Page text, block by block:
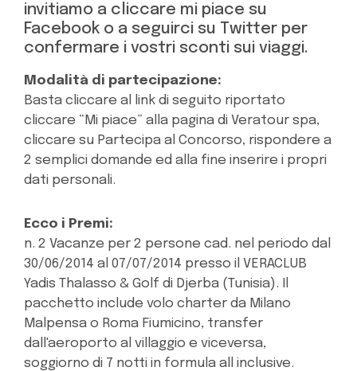
invitiamo a cliccare mi piace su
Facebook o a seguirci su Twitter per
confermare i vostri sconti sui viaggi.
Modalità di partecipazione:
Basta cliccare al link di seguito riportato
cliccare “Mi piace” alla pagina di Veratour spa,
cliccare su Partecipa al Concorso, rispondere a
2 semplici domande ed alla fine inserire i propri
dati personali.
Ecco i Premi:
n. 2 Vacanze per 2 persone cad. nel periodo dal
30/06/2014 al 07/07/2014 presso il VERACLUB
Yadis Thalasso & Golf di Djerba (Tunisia). Il
pacchetto include volo charter da Milano
Malpensa o Roma Fiumicino, transfer
dall'aeroporto al villaggio e viceversa,
soggiorno di 7 notti in formula all inclusive.